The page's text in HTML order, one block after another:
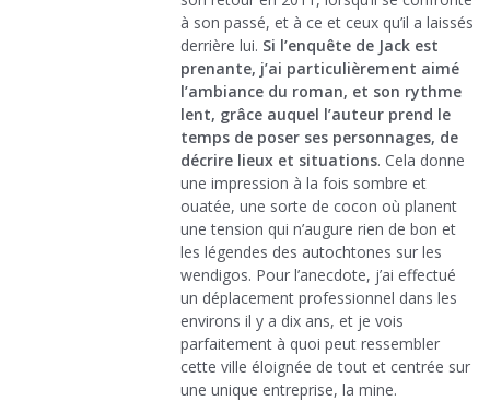
à son passé, et à ce et ceux qu’il a laissés
derrière lui. Si l’enquête de Jack est
prenante, j’ai particulièrement aimé
l’ambiance du roman, et son rythme
lent, grâce auquel l’auteur prend le
temps de poser ses personnages, de
décrire lieux et situations. Cela donne
une impression à la fois sombre et
ouatée, une sorte de cocon où planent
une tension qui n’augure rien de bon et
les légendes des autochtones sur les
wendigos. Pour l’anecdote, j’ai effectué
un déplacement professionnel dans les
environs il y a dix ans, et je vois
parfaitement à quoi peut ressembler
cette ville éloignée de tout et centrée sur
une unique entreprise, la mine.